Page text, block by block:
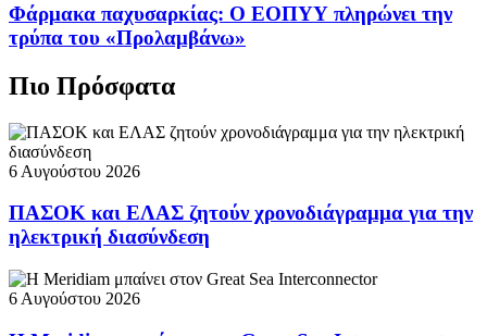
Φάρμακα παχυσαρκίας: Ο ΕΟΠΥΥ πληρώνει την
τρύπα του «Προλαμβάνω»
Πιο Πρόσφατα
6 Αυγούστου 2026
ΠΑΣΟΚ και ΕΛΑΣ ζητούν χρονοδιάγραμμα για την
ηλεκτρική διασύνδεση
6 Αυγούστου 2026